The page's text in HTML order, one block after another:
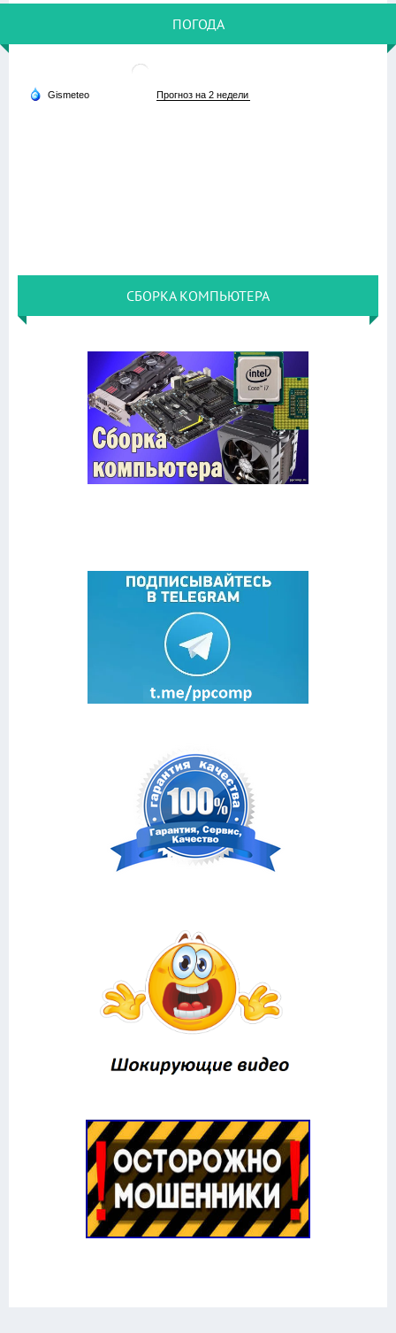
ПОГОДА
СБОРКА КОМПЬЮТЕРА